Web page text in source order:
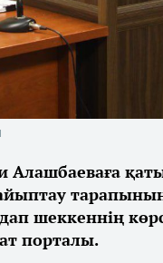
Алашбаеваға
шеккеннің
порталы.